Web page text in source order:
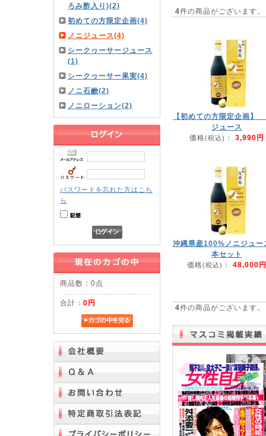
4件の商品がございます。
【初めての方限定企画】
ジュース
価格(税込) ： 3,990円
沖縄県産100%ノニジュー
本セット
価格(税込) ： 48,000円
4件の商品がございます。
ろみ酢入り)(2)
初めての方限定企画(4)
ノニジュース(4)
シークヮーサージュース
(1)
シークヮーサー果実(4)
ノニ石鹸(2)
ノニローション(2)
パスワードを忘れた方はこち
ら
商品数：0点
合計： 0円